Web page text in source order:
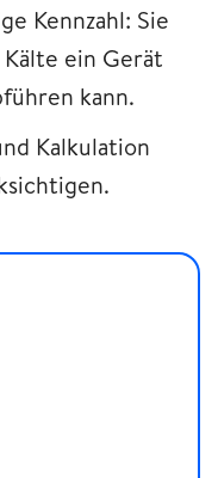
Kennzahl: Sie
ein Gerät
kann.
Kalkulation